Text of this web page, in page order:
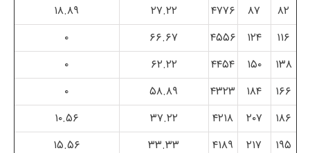
۸۲
۸۷ ۴۷۷۶ ۲۷.۲۲
۱۸.۸۹
۱۱۶
۱۲۴ ۴۵۵۶ ۶۶.۶۷
۰
۱۳۸
۱۵۰ ۴۴۵۴ ۶۲.۲۲
۰
۱۶۶
۱۸۴ ۴۳۲۳ ۵۸.۸۹
۰
۱۸۶
۲۰۷ ۴۲۱۸ ۳۷.۲۲
۱۰.۵۶
۱۹۵
۲۱۷ ۴۱۸۹ ۳۳.۳۳ ۱۵.۵۶